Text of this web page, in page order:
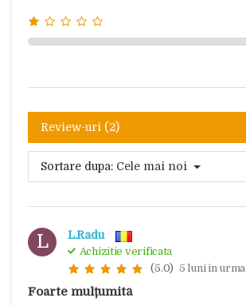
Review-uri (2)
Sortare dupa: Cele mai noi
L L.Radu
Achizitie verificata
(5.0) 5 luni in urma
Foarte mulțumită